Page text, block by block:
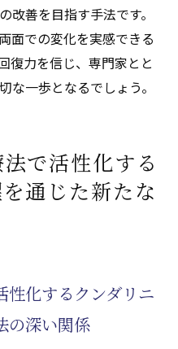
改善を目指す手法です。
面での変化を実感できる
復力を信じ、専門家とと
な一歩となるでしょう。
で活性化する
通じた新たな
性化するクンダリニ
の深い関係